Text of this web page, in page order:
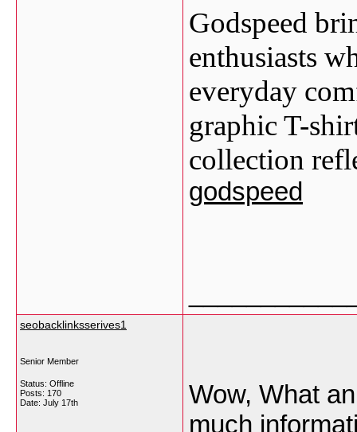
Godspeed
enthusiasts
everyday
graphic T-
collection
godspeed
seobacklinksserives1
Senior Member
Status: Offline
Posts: 170
Date: July 17th
Wow, What
much